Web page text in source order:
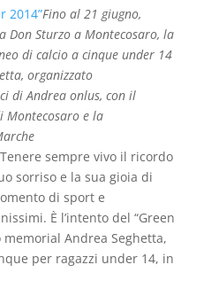
Fino al 21 giugno,
Don Sturzo a Montecosaro, la
di calcio a cinque under 14
organizzato
di Andrea onlus, con il
Montecosaro e la
Tenere sempre vivo il ricordo
sorriso e la sua gioia di
di sport e
È l’intento del “Green
memorial Andrea Seghetta,
per ragazzi under 14, in